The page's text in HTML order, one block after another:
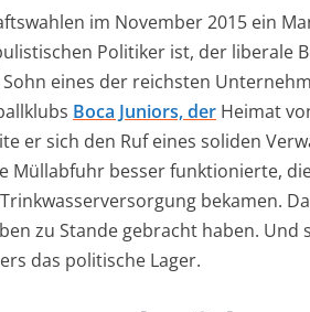
im November 2015 ein
Politiker ist, der liberale
eines der reichsten
Boca Juniors, der Heimat
er sich den Ruf eines soliden
Müllabfuhr besser funktionierte,
bekamen.
zu Stande gebracht haben. Und
das politische Lager.